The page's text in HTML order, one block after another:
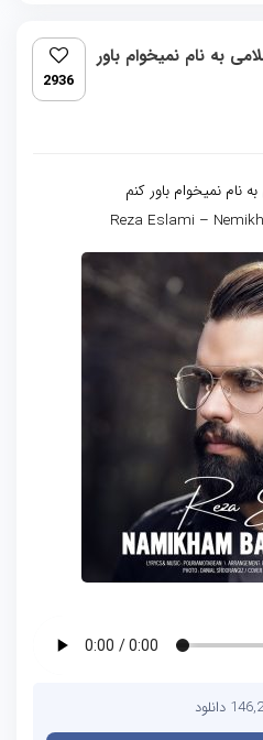
به نام نمیخوام باور
2936
نام نمیخوام باور کنم
Reza Eslami –
دانلود